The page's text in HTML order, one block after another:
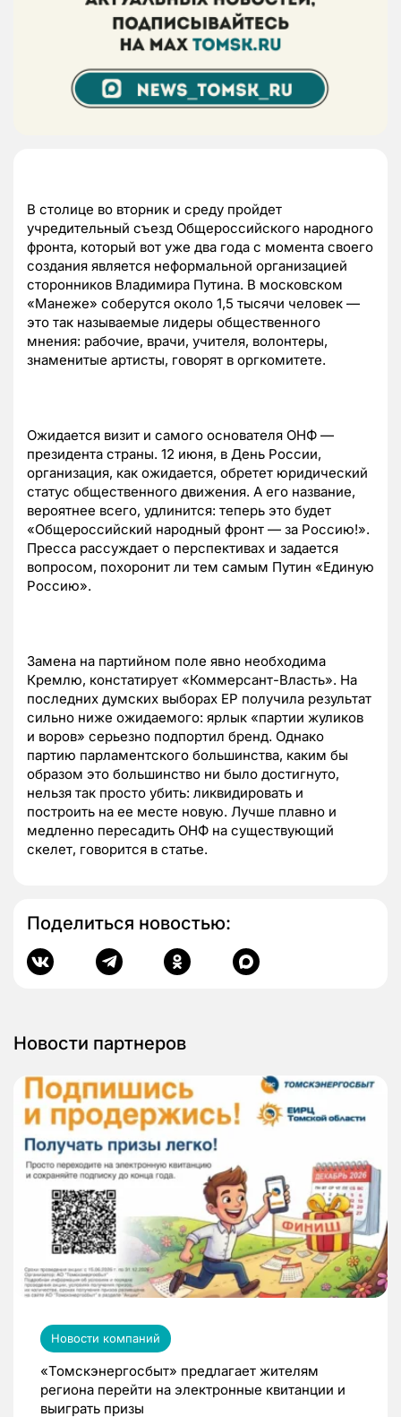
В столице во вторник и среду пройдет
учредительный съезд Общероссийского народного
фронта, который вот уже два года с момента своего
создания является неформальной организацией
сторонников Владимира Путина. В московском
«Манеже» соберутся около 1,5 тысячи человек —
это так называемые лидеры общественного
мнения: рабочие, врачи, учителя, волонтеры,
знаменитые артисты, говорят в оргкомитете.
Ожидается визит и самого основателя ОНФ —
президента страны. 12 июня, в День России,
организация, как ожидается, обретет юридический
статус общественного движения. А его название,
вероятнее всего, удлинится: теперь это будет
«Общероссийский народный фронт — за Россию!».
Пресса рассуждает о перспективах и задается
вопросом, похоронит ли тем самым Путин «Единую
Россию».
Замена на партийном поле явно необходима
Кремлю, констатирует «Коммерсант-Власть». На
последних думских выборах ЕР получила результат
сильно ниже ожидаемого: ярлык «партии жуликов
и воров» серьезно подпортил бренд. Однако
партию парламентского большинства, каким бы
образом это большинство ни было достигнуто,
нельзя так просто убить: ликвидировать и
построить на ее месте новую. Лучше плавно и
медленно пересадить ОНФ на существующий
скелет, говорится в статье.
Поделиться новостью:
Новости партнеров
Новости компаний
«Томскэнергосбыт» предлагает жителям
региона перейти на электронные квитанции и
выиграть призы